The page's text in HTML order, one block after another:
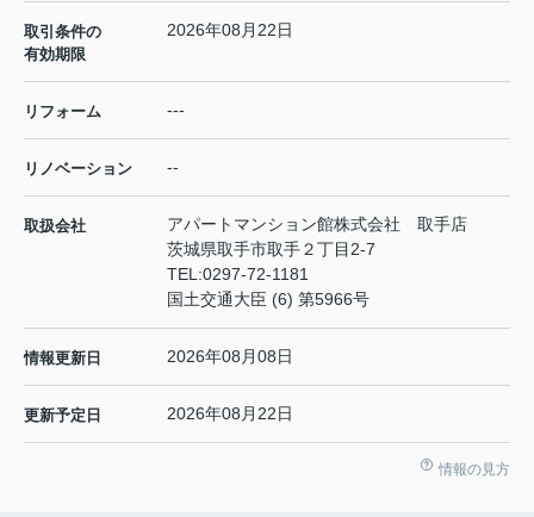
取引条件の
有効期限
2026年08月22日
リフォーム ---
リノベーション --
取扱会社
アパートマンション館株式会社 取手店
茨城県取手市取手２丁目2-7
TEL:0297-72-1181
国土交通大臣 (6) 第5966号
情報更新日 2026年08月08日
更新予定日 2026年08月22日
情報の見方